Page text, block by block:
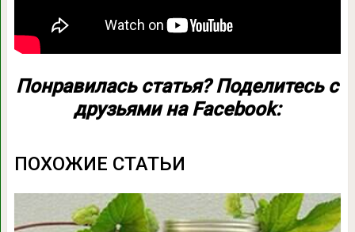
Понравилась статья? Поделитесь с
друзьями на Facebook:
ПОХОЖИЕ СТАТЬИ